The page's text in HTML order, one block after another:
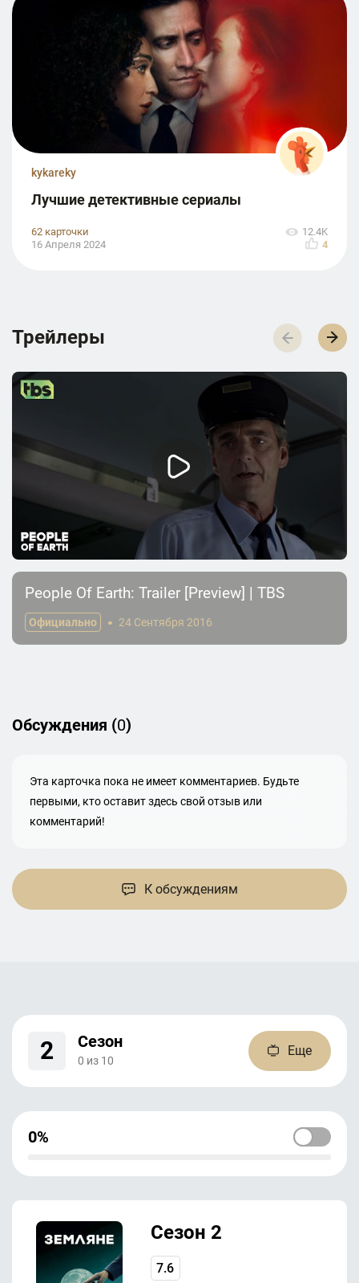
kykareky
Лучшие детективные сериалы
62 карточки
12.4K
16 Апреля 2024
4
Трейлеры
People Of Earth: Trailer [Preview] | TBS
Официально 24 Сентября 2016
Обсуждения (0)
Эта карточка пока не имеет комментариев. Будьте
первыми, кто оставит здесь свой отзыв или
комментарий!
К обсуждениям
2 Сезон
0 из 10
Еще
0%
Сезон 2
7.6